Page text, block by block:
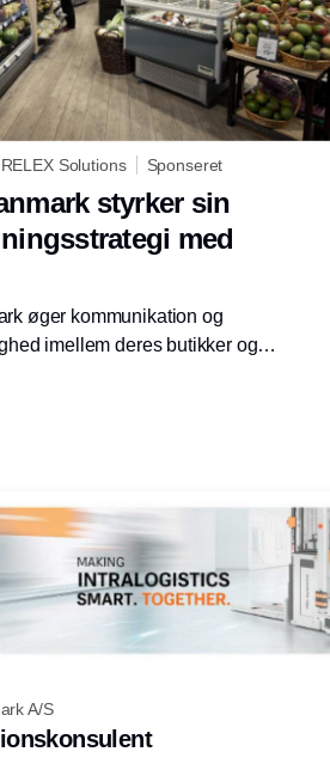
RELEX Solutions Sponseret
styrker sin
med
øger kommunikation og
imellem deres butikker og
A/S